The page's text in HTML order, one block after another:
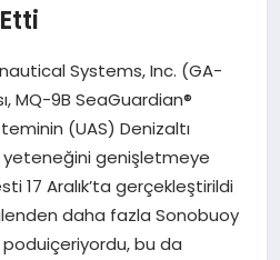
Systems, Inc. (GA-
MQ-9B SeaGuardian®
(UAS) Denizaltı
yeteneğini genişletmeye
17 Aralık’ta gerçekleştirildi
daha fazla Sonobuoy
poduiçeriyordu, bu da